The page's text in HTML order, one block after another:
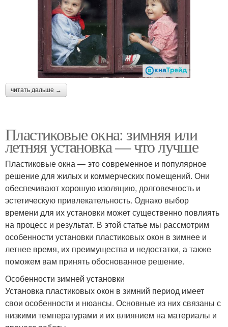
читать дальше →
Пластиковые окна: зимняя или
летняя установка — что лучше
Пластиковые окна — это современное и популярное
решение для жилых и коммерческих помещений. Они
обеспечивают хорошую изоляцию, долговечность и
эстетическую привлекательность. Однако выбор
времени для их установки может существенно повлиять
на процесс и результат. В этой статье мы рассмотрим
особенности установки пластиковых окон в зимнее и
летнее время, их преимущества и недостатки, а также
поможем вам принять обоснованное решение.
Особенности зимней установки
Установка пластиковых окон в зимний период имеет
свои особенности и нюансы. Основные из них связаны с
низкими температурами и их влиянием на материалы и